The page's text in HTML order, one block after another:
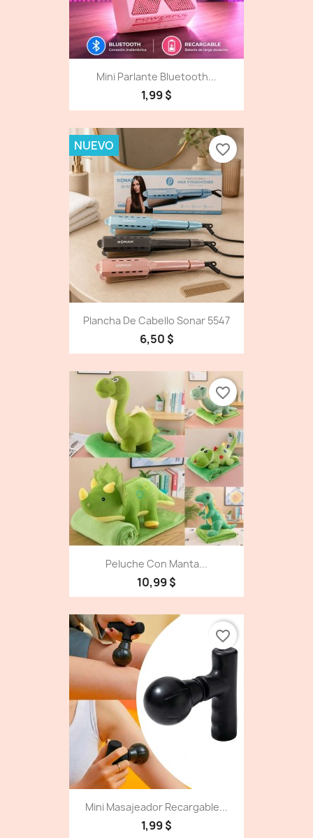
Mini Parlante Bluetooth...
1,99 $
Plancha De Cabello Sonar 5547
6,50 $
NUEVO favorite_border
Peluche Con Manta...
10,99 $
favorite_border
Mini Masajeador Recargable...
1,99 $
favorite_border